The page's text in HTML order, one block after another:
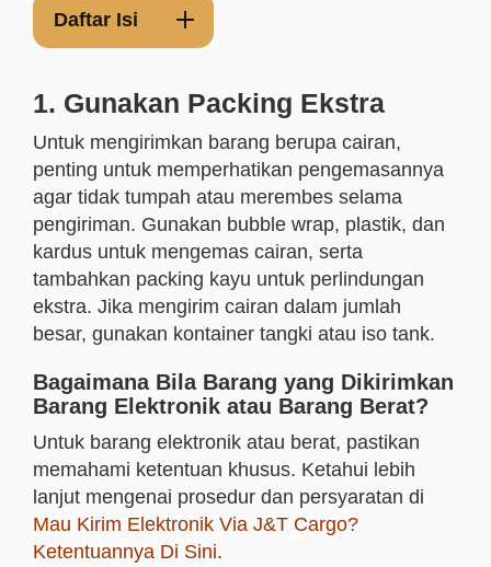
Daftar Isi
1. Gunakan Packing Ekstra
Untuk mengirimkan barang berupa cairan,
penting untuk memperhatikan pengemasannya
agar tidak tumpah atau merembes selama
pengiriman. Gunakan bubble wrap, plastik, dan
kardus untuk mengemas cairan, serta
tambahkan packing kayu untuk perlindungan
ekstra. Jika mengirim cairan dalam jumlah
besar, gunakan kontainer tangki atau iso tank.
Bagaimana Bila Barang yang Dikirimkan
Barang Elektronik atau Barang Berat?
Untuk barang elektronik atau berat, pastikan
memahami ketentuan khusus. Ketahui lebih
lanjut mengenai prosedur dan persyaratan di
Mau Kirim Elektronik Via J&T Cargo?
Ketentuannya Di Sini.